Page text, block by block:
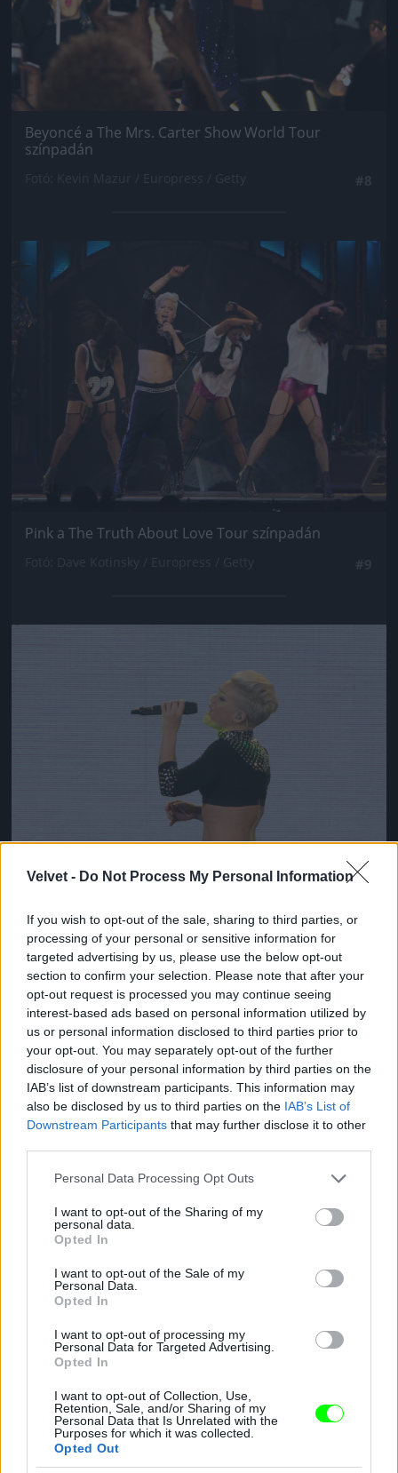
Velvet - Do Not Process My Personal Information
If you wish to opt-out of the sale, sharing to third parties, or
processing of your personal or sensitive information for
targeted advertising by us, please use the below opt-out
section to confirm your selection. Please note that after your
opt-out request is processed you may continue seeing
interest-based ads based on personal information utilized by
us or personal information disclosed to third parties prior to
your opt-out. You may separately opt-out of the further
disclosure of your personal information by third parties on the
IAB’s list of downstream participants. This information may
also be disclosed by us to third parties on the IAB’s List of
Downstream Participants that may further disclose it to other
Please note that this website/app uses one or more Google
not limited to your visit or usage behaviour. You may click to
grant or deny consent to Google and its third-party tags to
use your data for below specified purposes in below Google
consent section.
Personal Data Processing Opt Outs
I want to opt-out of the Sharing of my
personal data.
Opted In
I want to opt-out of the Sale of my
Personal Data.
Opted In
I want to opt-out of processing my
Personal Data for Targeted Advertising.
Opted In
I want to opt-out of Collection, Use,
Retention, Sale, and/or Sharing of my
Personal Data that Is Unrelated with the
Purposes for which it was collected.
Opted Out
Beyoncé a The Mrs. Carter Show World Tour
színpadán
Jön még kép!
Pink a The Truth About Love Tour színpadán
Fotó: Dave Kotinsky / Europress / Getty